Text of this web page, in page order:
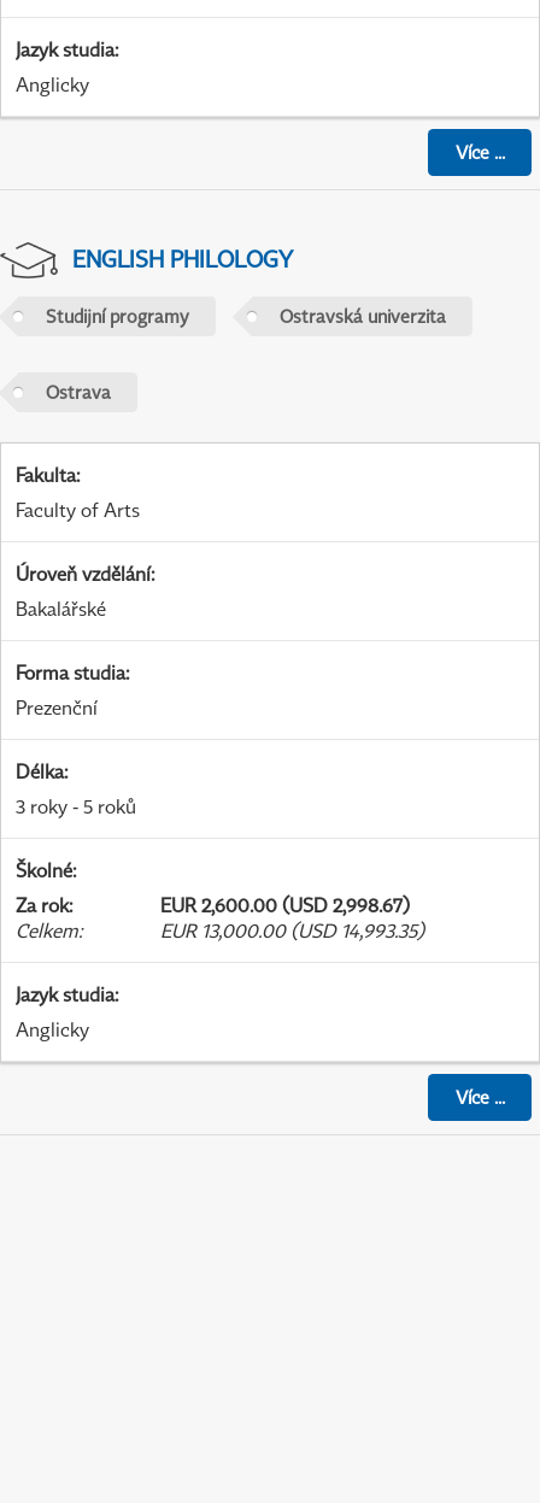
Jazyk studia:
Anglicky
Více...
ENGLISH PHILOLOGY
Studijní programy Ostravská univerzita
Ostrava
Fakulta:
Faculty of Arts
Úroveň vzdělání:
Bakalářské
Forma studia:
Prezenční
Délka:
3 roky - 5 roků
Školné:
Za rok:
EUR 2,600.00 (USD 2,998.67)
Celkem: EUR 13,000.00 (USD 14,993.35)
Jazyk studia:
Anglicky
Více...